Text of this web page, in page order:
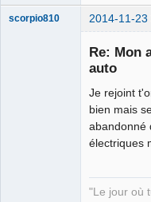
scorpio810 2014-11-23
Re: Mon
auto
Je rejoint
bien mais
abandonné
électriques
"Le jour où